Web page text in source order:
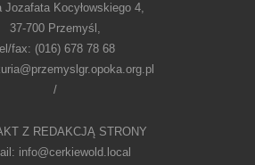
Jozafata Kocyłowskiego 4,
37-700 Przemyśl,
fax: (016) 678 78 68
/
Z REDAKCJĄ STRONY
info@cerkiewold.local